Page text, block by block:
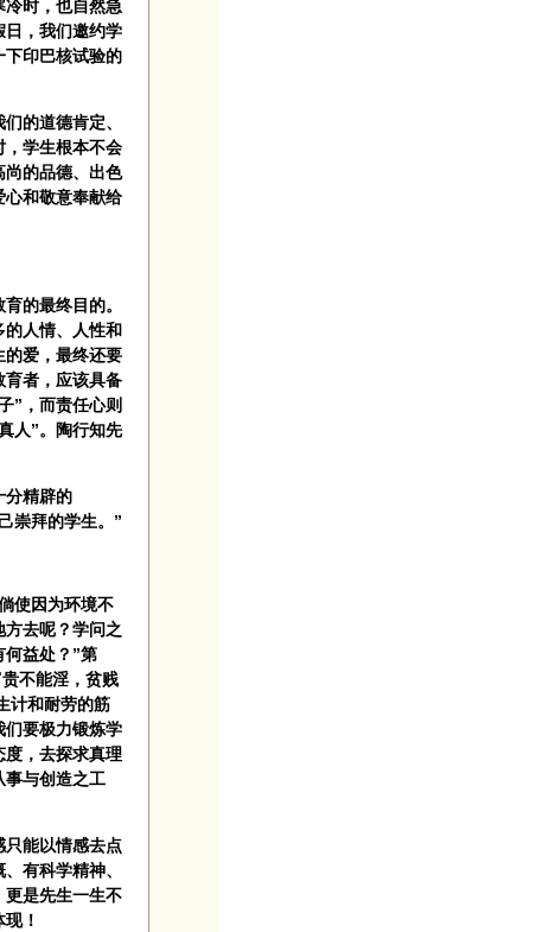
时，也自然急
日，我们邀约学
下印巴核试验的
的道德肯定、
，学生根本不会
尚的品德、出色
心和敬意奉献给
的最终目的。
的人情、人性和
的爱，最终还要
育者，应该具备
”，而责任心则
人”。陶行知先
精辟的
崇拜的学生。”
使因为环境不
去呢？学问之
何益处？”第
不能淫，贫贱
计和耐劳的筋
们要极力锻炼学
度，去探求真理
事与创造之工
能以情感去点
有科学精神、
更是先生一生不
！